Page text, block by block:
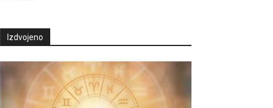
Izdvojeno